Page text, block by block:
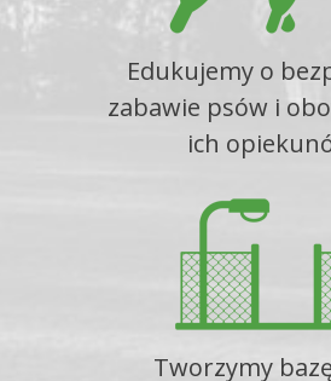
Edukujemy o
zabawie psów i
ich
Tworzymy